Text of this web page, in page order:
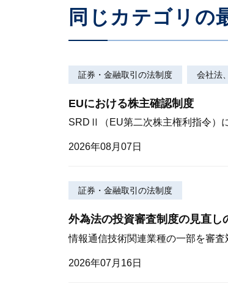
同じカテゴリの
証券・金融取引の法制度 会社法
EUにおける株主確認制度
SRDⅡ（EU第二次株主権利指令）
2026年08月07日
証券・金融取引の法制度
外為法の投資審査制度の見直し
情報通信技術関連業種の一部を審
2026年07月16日